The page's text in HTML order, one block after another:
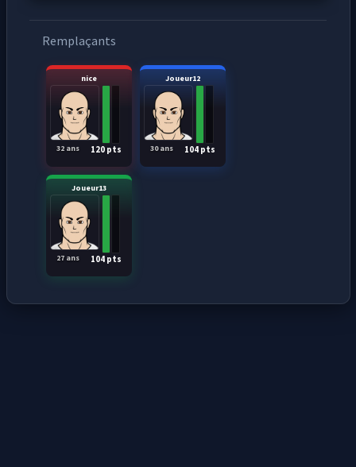
Remplaçants
nice
120 pts
32 ans
Joueur12
104 pts
30 ans
Joueur13
104 pts
27 ans